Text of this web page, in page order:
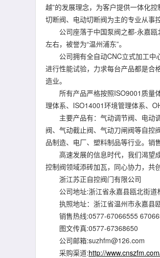
越”的发展理念，为客户提供一体化
切断阀、电动切断阀为主的专业从事
公司座落于中国泵阀之都-永嘉瓯
左右，被誉为“温州浦东”。
公司拥有全自动CNC立式加工中
进行性能试验，力求每台产品都是合
造业。
所有产品严格按照ISO9001质量体
理体系、ISO14001环境管理体系、
主要产品有：气动调节阀、电动调
阀、气动截止阀、气动刀闸阀等自控
品制造、电厂、塑料制品等行业。销
高速发展的信息时代，我们渴望成
控制阀领域添砖加瓦，同心协力，共
浙江苏正自控阀门有限公司
公司地址:浙江省永嘉县瓯北街道
执照地址：浙江省温州市永嘉县
销售热线:0577-67066555
图文传真:0577-67368650
公司邮箱:suzhfm@126.com
采购渠道:http://